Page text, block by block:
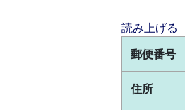
読み上げる
郵便番号
住所